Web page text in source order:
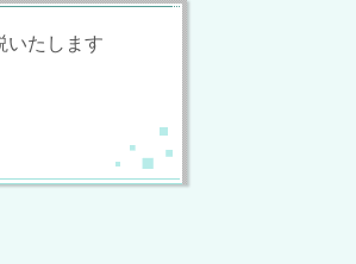
いたします